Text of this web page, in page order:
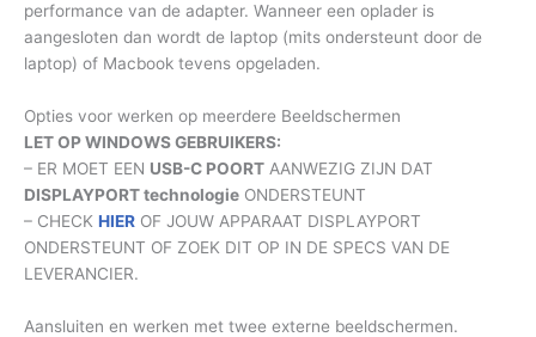
performance van de adapter. Wanneer een oplader is
aangesloten dan wordt de laptop (mits ondersteunt door de
laptop) of Macbook tevens opgeladen.
Opties voor werken op meerdere Beeldschermen
LET OP WINDOWS GEBRUIKERS:
– ER MOET EEN USB-C POORT AANWEZIG ZIJN DAT
DISPLAYPORT technologie ONDERSTEUNT
– CHECK HIER OF JOUW APPARAAT DISPLAYPORT
ONDERSTEUNT OF ZOEK DIT OP IN DE SPECS VAN DE
LEVERANCIER.
Aansluiten en werken met twee externe beeldschermen.